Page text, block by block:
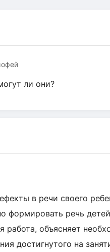
ли они?
в речи своего
формировать речь
работа, объясняет
достигнутого на